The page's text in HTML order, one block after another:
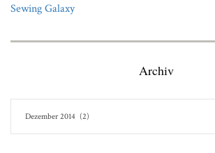
Sewing Galaxy
Archiv